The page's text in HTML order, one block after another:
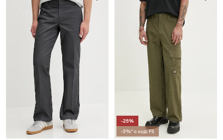
-25%
-5%* с код: FS